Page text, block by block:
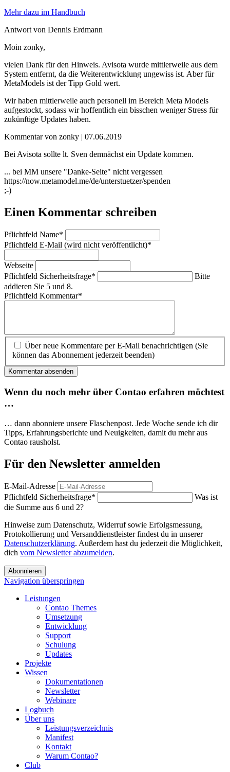
Mehr dazu im Handbuch
Antwort von Dennis Erdmann
Moin zonky,
vielen Dank für den Hinweis. Avisota wurde mittlerweile aus dem
System entfernt, da die Weiterentwicklung ungewiss ist. Aber für
MetaModels ist der Tipp Gold wert.
Wir haben mittlerweile auch personell im Bereich Meta Models
aufgestockt, sodass wir hoffentlich ein bisschen weniger Stress für
zukünftige Updates haben.
Kommentar von zonky | 07.06.2019
Bei Avisota sollte lt. Sven demnächst ein Update kommen.
... bei MM unsere "Danke-Seite" nicht vergessen
https://now.metamodel.me/de/unterstuetzer/spenden
;-)
Einen Kommentar schreiben
Pflichtfeld Name*
Pflichtfeld E-Mail (wird nicht veröffentlicht)*
Webseite
Pflichtfeld Sicherheitsfrage*
Bitte
addieren Sie 5 und 8.
Pflichtfeld Kommentar*
Über neue Kommentare per E-Mail benachrichtigen (Sie
können das Abonnement jederzeit beenden)
Kommentar absenden
Wenn du noch mehr über Contao erfahren möchtest
…
… dann abonniere unsere Flaschenpost. Jede Woche sende ich dir
Tipps, Erfahrungs­berichte und Neuigkeiten, damit du mehr aus
Contao rausholst.
Für den Newsletter anmelden
E-Mail-Adresse
Pflichtfeld Sicherheitsfrage*
Was ist
die Summe aus 6 und 2?
Hinweise zum Datenschutz, Widerruf sowie Erfolgsmessung,
Protokollierung und Versanddienstleister findest du in unserer
Datenschutzerklärung. Außerdem hast du jederzeit die Möglichkeit,
dich vom Newsletter abzumelden.
Abonnieren
Navigation überspringen
Leistungen
Contao Themes
Umsetzung
Entwicklung
Support
Schulung
Updates
Projekte
Wissen
Dokumentationen
Newsletter
Webinare
Logbuch
Über uns
Leistungsverzeichnis
Manifest
Kontakt
Warum Contao?
Club